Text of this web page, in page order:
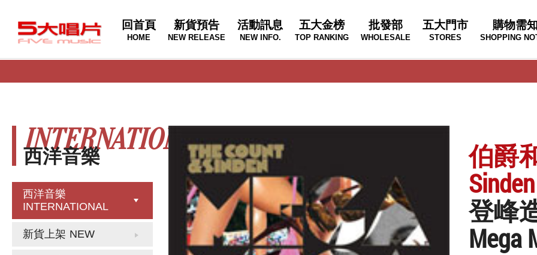
回首頁
HOME
新貨預告
NEW RELEASE
活動訊息
NEW INFO.
五大金榜
TOP RANKING
批發部
WHOLESALE
五大門市
STORES
購物需知
SHOPPING
西洋音樂
INTERNATIONAL
西洋音樂
INTERNATIONAL
新貨上架 NEW
伯爵
Sinden
登峰
Mega